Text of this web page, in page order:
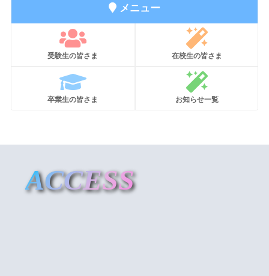
メニュー
受験生の皆さま 在校生の皆さま
卒業生の皆さま お知らせ一覧
ACCESS